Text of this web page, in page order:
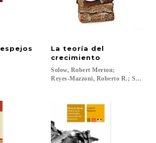
espejos
La teoría del
crecimiento
Solow, Robert Merton;
Reyes-Mazzoni, Roberto R.; Suárez,